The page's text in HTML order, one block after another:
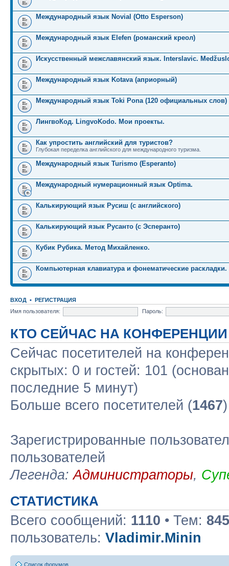
Международный язык Novial (Otto Esperson)
Международный язык Elefen (романский креол)
Искусственный межславянский язык. Interslavic.
Международный язык Kotava (априорный)
Международный язык Toki Pona (120 официальных слов)
ЛингвоКод. LingvoKodo. Мои проекты.
Как упростить английский для туристов?
Глубокая переделка английского для международного туризма.
Международный язык Turismo (Esperanto)
Международный нумерационный язык Optima.
Калькирующий язык Русиш (с английского)
Калькирующий язык Русанто (с Эсперанто)
Кубик Рубика. Метод Михайленко.
Компьютерная клавиатура и фонематические раскладки.
ВХОД • РЕГИСТРАЦИЯ
Имя пользователя:
Пароль:
КТО СЕЙЧАС НА КОНФЕРЕНЦИИ
Сейчас посетителей на
скрытых: 0 и гостей: 101
последние 5 минут)
Больше всего посетителей (1467
Зарегистрированные
пользователей
Легенда:Администраторы,
СТАТИСТИКА
Всего сообщений: 1110 • Тем: 845
пользователь: Vladimir.Minin
Список форумов